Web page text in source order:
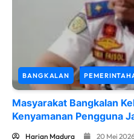
BANGKALAN
Masyarakat Bangkalan
Kenyamanan Pengguna
Harian Madura 20 Mei